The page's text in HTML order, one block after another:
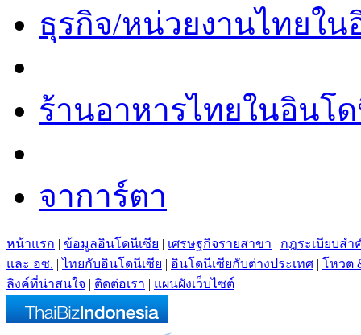
ธุรกิจ/หน่วยงานไทยใน
ร้านอาหารไทยในอินโ
จาการ์ตา
หน้าแรก | ข้อมูลอินโดนีเซีย | เศรษฐกิจรายสาขา | กฎระเบียบส
และ อซ. |ไทยกับอินโดนีเซีย | อินโดนีเซียกับต่างประเทศ | โหวต
ลิงค์ที่น่าสนใจ | ติดต่อเรา | แผนผังเว็บไซต์